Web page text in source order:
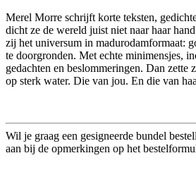
Merel Morre schrijft korte teksten,
dicht ze de wereld juist niet naar haar
zij het universum in madurodamformaat:
te doorgronden. Met echte minimensjes,
gedachten en beslommeringen. Dan zette
op sterk water. Die van jou. En die van
Wil je graag een gesigneerde bundel
aan bij de opmerkingen op het